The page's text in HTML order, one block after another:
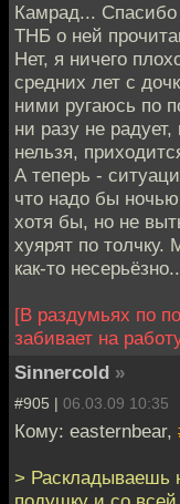
Камрад...
ТНБ о ней
Нет, я ничего
средних лет с
ними ругаюсь по
ни разу не
нельзя,
А теперь -
что надо бы
хотя бы, но не
хуярят по
как-то
[В раздумьях по
забивает на
Sinnercold »
#905 | 06.03.09 10:35
Кому: easternbear,
> Раскладываешь